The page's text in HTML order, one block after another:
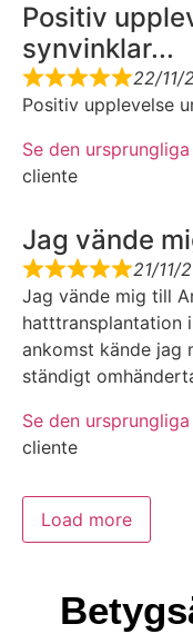
Positiv
synvinklar...
22/11/
Positiv upplevelse
Se den
cliente
Jag vände
21/11/
Jag vände mig till
hatttransplantation
ankomst kände jag
ständigt
Se den
cliente
Load more